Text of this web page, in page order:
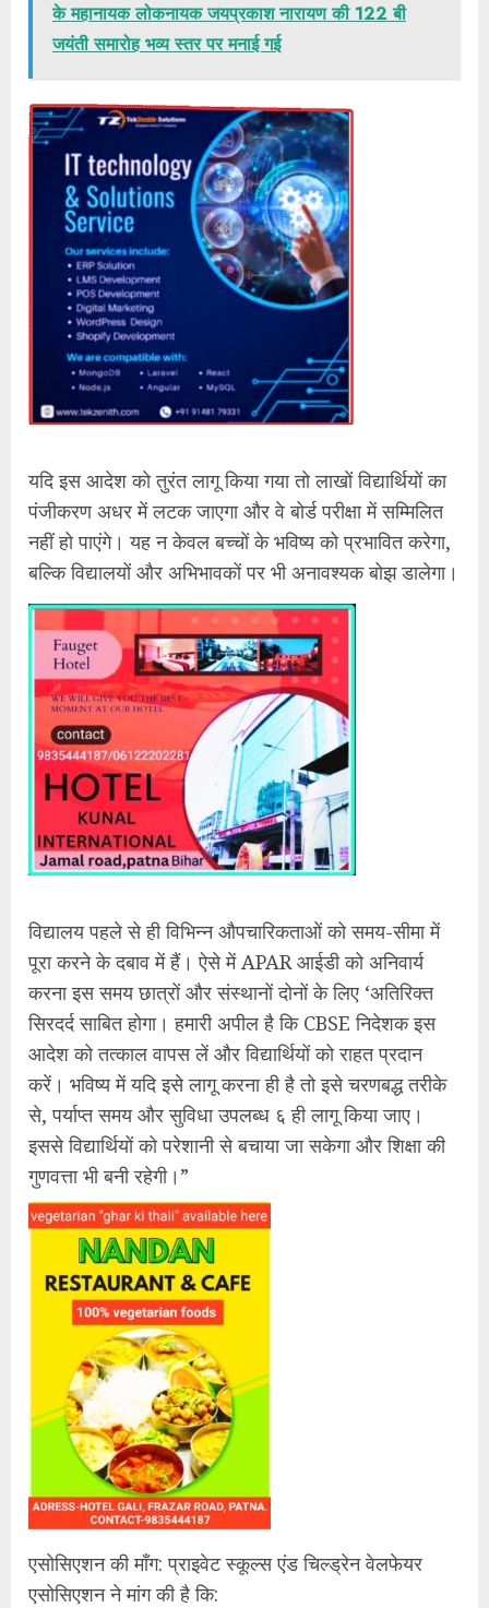
के महानायक लोकनायक जयप्रकाश नारायण की 122 बी
जयंती समारोह भव्य स्तर पर मनाई गई
यदि इस आदेश को तुरंत लागू किया गया तो लाखों विद्यार्थियों का
पंजीकरण अधर में लटक जाएगा और वे बोर्ड परीक्षा में सम्मिलित
नहीं हो पाएंगे। यह न केवल बच्चों के भविष्य को प्रभावित करेगा,
बल्कि विद्यालयों और अभिभावकों पर भी अनावश्यक बोझ डालेगा।
विद्यालय पहले से ही विभिन्न औपचारिकताओं को समय-सीमा में
पूरा करने के दबाव में हैं। ऐसे में APAR आईडी को अनिवार्य
करना इस समय छात्रों और संस्थानों दोनों के लिए ‘अतिरिक्त
सिरदर्द साबित होगा। हमारी अपील है कि CBSE निदेशक इस
आदेश को तत्काल वापस लें और विद्यार्थियों को राहत प्रदान
करें। भविष्य में यदि इसे लागू करना ही है तो इसे चरणबद्ध तरीके
से, पर्याप्त समय और सुविधा उपलब्ध ६ ही लागू किया जाए।
इससे विद्यार्थियों को परेशानी से बचाया जा सकेगा और शिक्षा की
गुणवत्ता भी बनी रहेगी।”
एसोसिएशन की माँग: प्राइवेट स्कूल्स एंड चिल्ड्रेन वेलफेयर
एसोसिएशन ने मांग की है कि: